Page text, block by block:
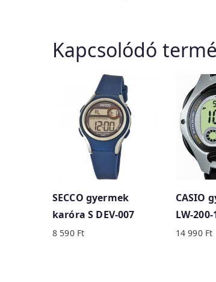
Kapcsolódó
SECCO gyermek
karóra S DEV-007
8 590 Ft
CASIO
LW-200-
14 990 Ft